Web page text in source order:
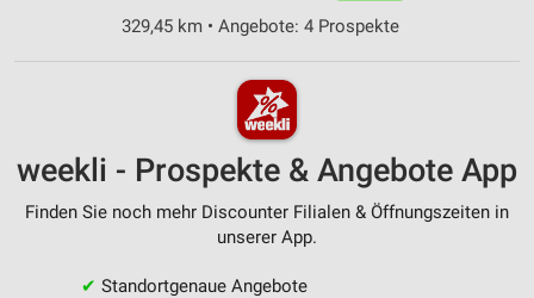
329,45 km • Angebote: 4 Prospekte
weekli - Prospekte & Angebote App
Finden Sie noch mehr Discounter Filialen & Öffnungszeiten in
unserer App.
✔ Standortgenaue Angebote